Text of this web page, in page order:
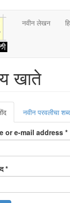
नवीन लेखन
खाते
(active
tab)
नवीन परवलीचा
or e-mail address *
*